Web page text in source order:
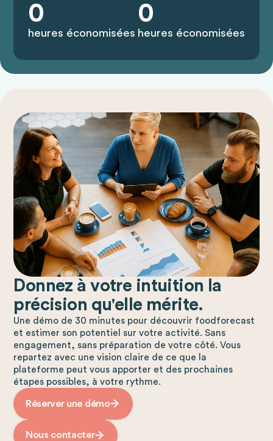
0
heures économisées
0
heures économisées
Donnez à votre intuition la
précision qu'elle mérite.
Une démo de 30 minutes pour découvrir foodforecast
et estimer son potentiel sur votre activité. Sans
engagement, sans préparation de votre côté. Vous
repartez avec une vision claire de ce que la
plateforme peut vous apporter et des prochaines
étapes possibles, à votre rythme.
Réserver une démo
Nous contacter